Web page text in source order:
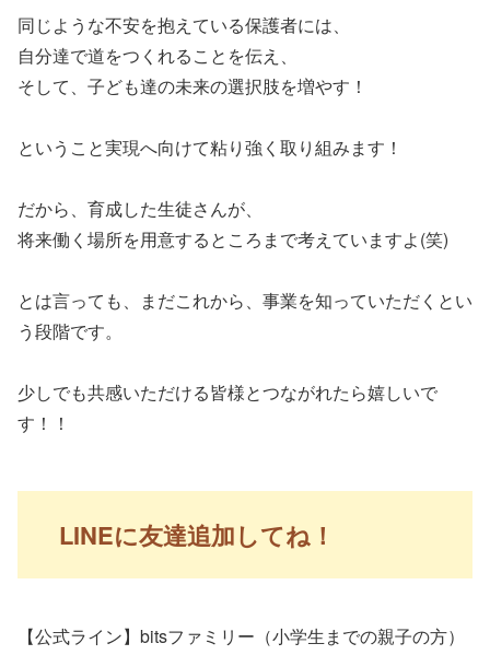
同じような不安を抱えている保護者には、
自分達で道をつくれることを伝え、
そして、子ども達の未来の選択肢を増やす！
ということ実現へ向けて粘り強く取り組みます！
だから、育成した生徒さんが、
将来働く場所を用意するところまで考えていますよ(笑)
とは言っても、まだこれから、事業を知っていただくとい
う段階です。
少しでも共感いただける皆様とつながれたら嬉しいで
す！！
LINEに友達追加してね！
【公式ライン】bitsファミリー（小学生までの親子の方）